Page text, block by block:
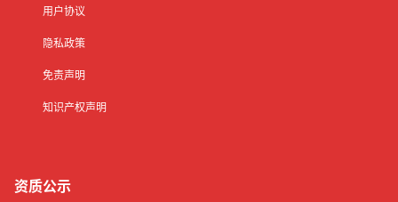
用户协议
隐私政策
免责声明
知识产权声明
资质公示